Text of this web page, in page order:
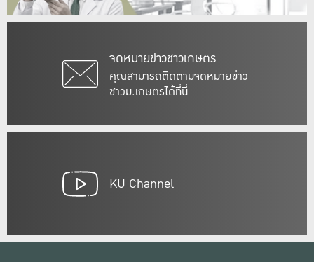
จดหมายข่าวชาวเกษตร
คุณสามารถติดตามจดหมายข่าว
ชาวม.เกษตรได้ที่นี่
KU Channel